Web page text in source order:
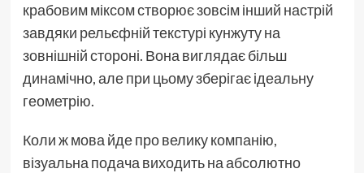
крабовим міксом створює зовсім інший настрій
завдяки рельєфній текстурі кунжуту на
зовнішній стороні. Вона виглядає більш
динамічно, але при цьому зберігає ідеальну
геометрію.
Коли ж мова йде про велику компанію,
візуальна подача виходить на абсолютно